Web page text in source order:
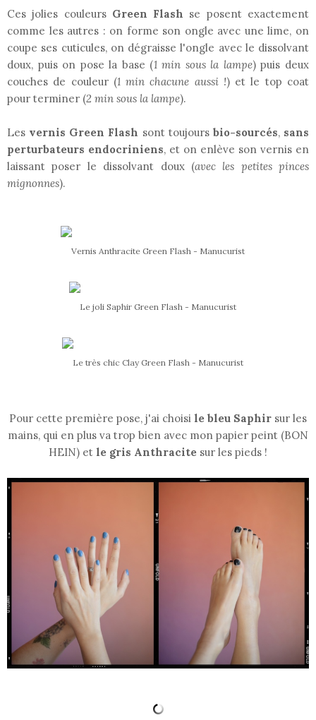
Ces jolies couleurs Green Flash se posent exactement
comme les autres : on forme son ongle avec une lime, on
coupe ses cuticules, on dégraisse l'ongle avec le dissolvant
doux, puis on pose la base (1 min sous la lampe) puis deux
couches de couleur (1 min chacune aussi !) et le top coat
pour terminer (2 min sous la lampe).
Les vernis Green Flash sont toujours bio-sourcés, sans
perturbateurs endocriniens, et on enlève son vernis en
laissant poser le dissolvant doux (avec les petites pinces
mignonnes).
Vernis Anthracite Green Flash - Manucurist
Le joli Saphir Green Flash - Manucurist
Le très chic Clay Green Flash - Manucurist
Pour cette première pose, j'ai choisi le bleu Saphir sur les
mains, qui en plus va trop bien avec mon papier peint (BON
HEIN) et le gris Anthracite sur les pieds !